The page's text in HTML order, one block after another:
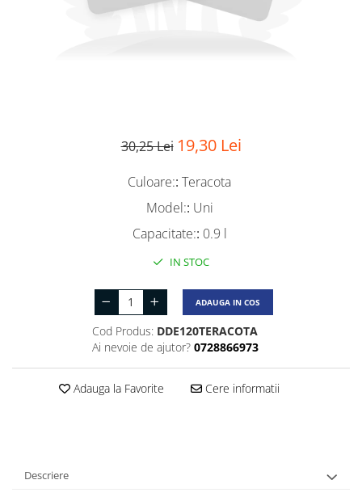
30,25 Lei 19,30 Lei
Culoare:: Teracota
Model:: Uni
Capacitate:: 0.9 l
IN STOC
ADAUGA IN COS
Cod Produs: DDE120TERACOTA
Ai nevoie de ajutor? 0728866973
Adauga la Favorite Cere informatii
Descriere